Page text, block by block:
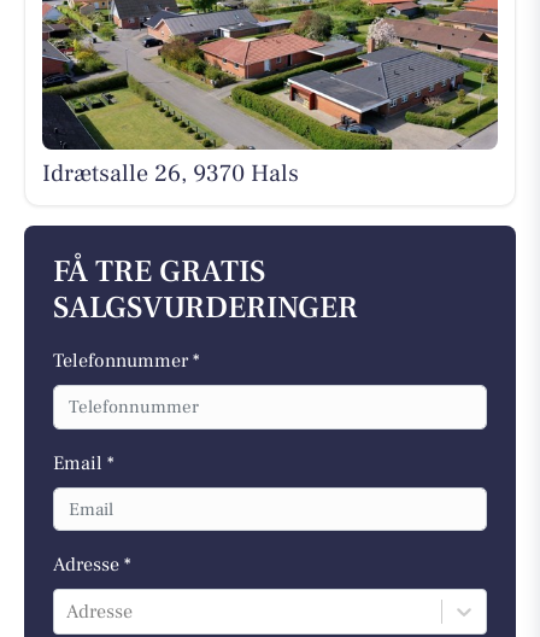
Idrætsalle 26, 9370 Hals
FÅ TRE GRATIS
SALGSVURDERINGER
Telefonnummer *
Email *
Adresse *
Adresse